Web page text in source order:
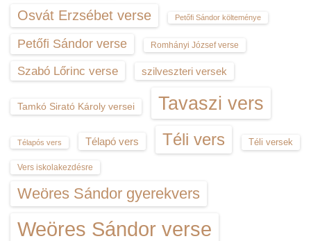
Osvát Erzsébet verse Petőfi Sándor költeménye
Petőfi Sándor verse Romhányi József verse
Szabó Lőrinc verse szilveszteri versek
Tamkó Sirató Károly versei Tavaszi vers
Télapós vers Télapó vers Téli vers Téli versek
Vers iskolakezdésre
Weöres Sándor gyerekvers
Weöres Sándor verse